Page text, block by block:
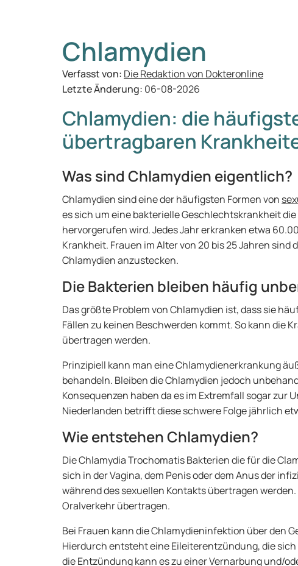
Chlamydien
Verfasst von: Die Redaktion von Dokteronline
Letzte Änderung: 06-08-2026
Chlamydien: die
übertragbaren
Was sind Chlamydien eigentlich?
Chlamydien sind eine der häufigsten Formen von
es sich um eine bakterielle Geschlechtskrankheit
hervorgerufen wird. Jedes Jahr erkranken etwa
Krankheit. Frauen im Alter von 20 bis 25 Jahren
Chlamydien anzustecken.
Die Bakterien bleiben häufig
Das größte Problem von Chlamydien ist, dass sie
Fällen zu keinen Beschwerden kommt. So kann die
übertragen werden.
Prinzipiell kann man eine Chlamydienerkrankung
behandeln. Bleiben die Chlamydien jedoch
Konsequenzen haben da es im Extremfall sogar zur
Niederlanden betrifft diese schwere Folge jährlich
Wie entstehen Chlamydien?
Die Chlamydia Trochomatis Bakterien die für die
sich in der Vagina, dem Penis oder dem Anus der
während des sexuellen Kontakts übertragen
Oralverkehr übertragen.
Bei Frauen kann die Chlamydieninfektion über den
Hierdurch entsteht eine Eileiterentzündung, die
die Entzündung kann es zu einer Vernarbung und/